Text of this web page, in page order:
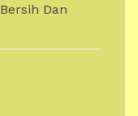
Dan